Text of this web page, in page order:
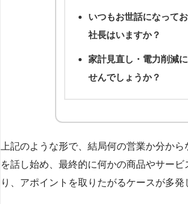
いつもお世話になってお
社長はいますか？
家計見直し・電力削減
せんでしょうか？
上記のような形で、結局何の営業か分か
を話し始め、最終的に何かの商品やサービ
り、アポイントを取りたがるケースが多発